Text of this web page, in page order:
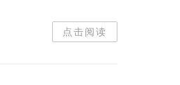
点击阅读